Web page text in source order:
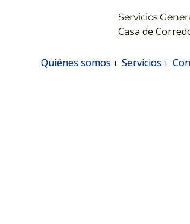
Quiénes somos Servicios
Quiénes somos Servicios
Servicios
Casa de